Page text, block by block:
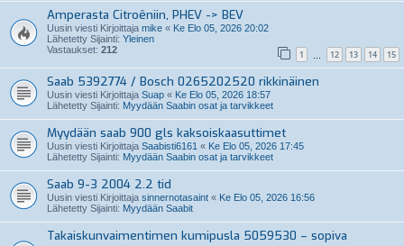
Amperasta Citroêniin, PHEV -> BEV
Uusin viesti Kirjoittaja mike « Ke Elo 05, 2026 20:02
Lähetetty Sijainti: Yleinen
Vastaukset: 212 1 12 13 14 15
Saab 5392774 / Bosch 0265202520 rikkinäinen
Uusin viesti Kirjoittaja Suap « Ke Elo 05, 2026 18:57
Lähetetty Sijainti: Myydään Saabin osat ja tarvikkeet
Myydään saab 900 gls kaksoiskaasuttimet
Uusin viesti Kirjoittaja Saabisti6161 « Ke Elo 05, 2026 17:45
Lähetetty Sijainti: Myydään Saabin osat ja tarvikkeet
Saab 9-3 2004 2.2 tid
Uusin viesti Kirjoittaja sinnernotasaint « Ke Elo 05, 2026 16:56
Lähetetty Sijainti: Myydään Saabit
Takaiskunvaimentimen kumipusla 5059530 – sopiva